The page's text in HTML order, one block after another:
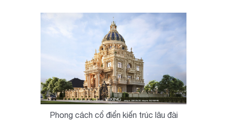
Phong cách cổ điển kiến trúc lâu đài